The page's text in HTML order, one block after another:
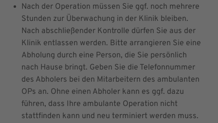
Nach der Operation müssen Sie ggf. noch mehrere
Stunden zur Überwachung in der Klinik bleiben.
Nach abschließender Kontrolle dürfen Sie aus der
Klinik entlassen werden. Bitte arrangieren Sie eine
Abholung durch eine Person, die Sie persönlich
nach Hause bringt. Geben Sie die Telefonnummer
des Abholers bei den Mitarbeitern des ambulanten
OPs an. Ohne einen Abholer kann es ggf. dazu
führen, dass Ihre ambulante Operation nicht
stattfinden kann und neu terminiert werden muss.